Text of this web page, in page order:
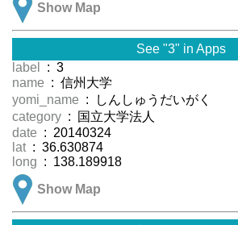
Show Map
See "3" in Apps
label
: 3
name : 信州大学
yomi_name : しんしゅうだいがく
category : 国立大学法人
date : 20140324
lat : 36.630874
long : 138.189918
Show Map